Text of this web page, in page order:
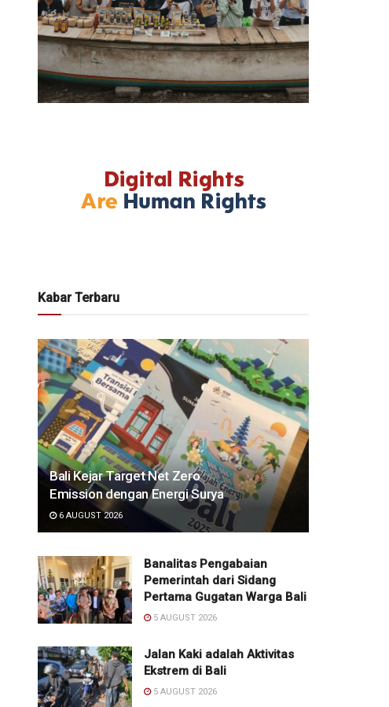
Kabar Terbaru
Bali Kejar Target Net Zero
Emission dengan Energi Surya
6 AUGUST 2026
Banalitas Pengabaian
Pemerintah dari Sidang
Pertama Gugatan Warga Bali
5 AUGUST 2026
Jalan Kaki adalah Aktivitas
Ekstrem di Bali
5 AUGUST 2026